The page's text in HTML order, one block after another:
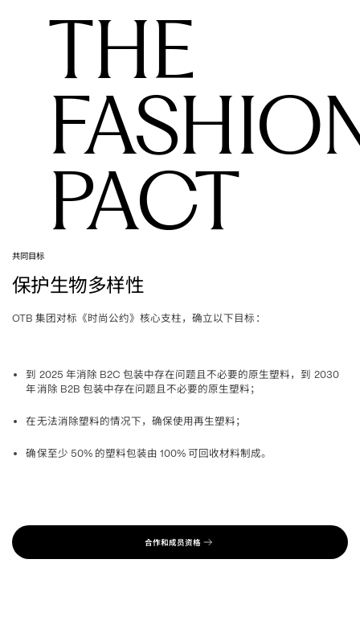
THE
PACT
共同目标
保护生物多样性
OTB 集团对标《时尚公约》核心支柱，确立以下目标 ：
到 2025 年消除 B2C 包装中存在问题且不必要的原生塑料，到 2030
年消除 B2B 包装中存在问题且不必要的原生塑料；
在无法消除塑料的情况下，确保使用再生塑料；
确保至少 50% 的塑料包装由 100% 可回收材料制成。
合作和成员资格